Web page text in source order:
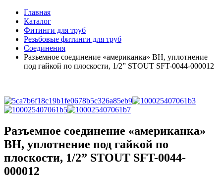
Главная
Каталог
Фитинги для труб
Резьбовые фитинги для труб
Соединения
Разъемное соединение «американка» ВН, уплотнение
под гайкой по плоскости, 1/2” STOUT SFT-0044-000012
Разъемное соединение «американка»
ВН, уплотнение под гайкой по
плоскости, 1/2” STOUT SFT-0044-
000012